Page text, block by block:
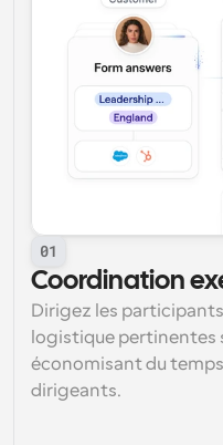
01
Coordination
Dirigez les
logistique pertinentes
économisant du
dirigeants.